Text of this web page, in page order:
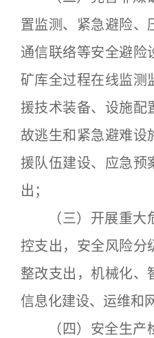
置监测、紧急避险、
通信联络等安全避险
矿库全过程在线监测
援技术装备、设施配
故逃生和紧急避难设
援队伍建设、应急预
出；
（三）开展重大
控支出，安全风险分
整改支出，机械化、
信息化建设、运维和
（四）安全生产